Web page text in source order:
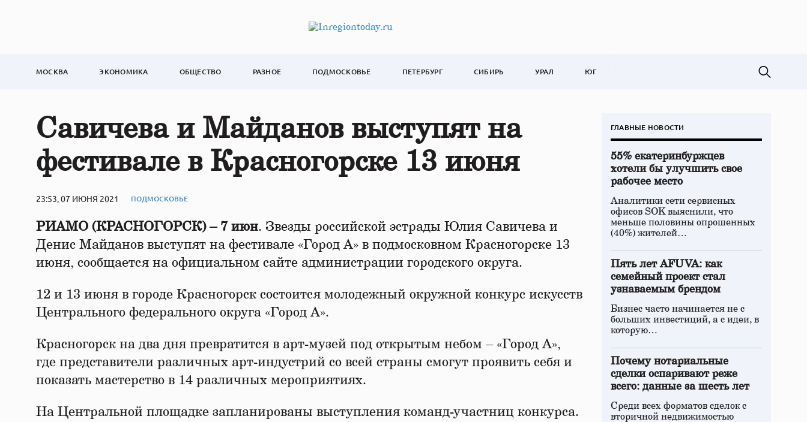
МОСКВА ЭКОНОМИКА ОБЩЕСТВО РАЗНОЕ ПОДМОСКОВЬЕ ПЕТЕРБУРГ СИБИРЬ УРАЛ ЮГ
Савичева и Майданов выступят на
фестивале в Красногорске 13 июня
23:53, 07 ИЮНЯ 2021 ПОДМОСКОВЬЕ
РИАМО (КРАСНОГОРСК) – 7 июн. Звезды российской эстрады Юлия Савичева и
Денис Майданов выступят на фестивале «Город А» в подмосковном Красногорске 13
июня, сообщается на официальном сайте администрации городского округа.
12 и 13 июня в городе Красногорск состоится молодежный окружной конкурс искусств
Центрального федерального округа «Город А».
Красногорск на два дня превратится в арт-музей под открытым небом – «Город А»,
где представители различных арт-индустрий со всей страны смогут проявить себя и
показать мастерство в 14 различных мероприятиях.
На Центральной площадке запланированы выступления команд-участниц конкурса.
ГЛАВНЫЕ НОВОСТИ
55% екатеринбуржцев
хотели бы улучшить свое
рабочее место
Аналитики сети сервисных
офисов SOK выяснили, что
меньше половины опрошенных
(40%) жителей…
Пять лет AFUVA: как
семейный проект стал
узнаваемым брендом
Бизнес часто начинается не с
больших инвестиций, а с идеи, в
которую…
Почему нотариальные
сделки оспаривают реже
всего: данные за шесть лет
Среди всех форматов сделок с
вторичной недвижимостью